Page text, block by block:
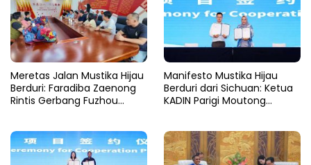
Meretas Jalan Mustika Hijau
Berduri: Faradiba Zaenong
Rintis Gerbang Fuzhou
Manifesto Mustika Hijau
Berduri dari Sichuan: Ketua
KADIN Parigi Moutong